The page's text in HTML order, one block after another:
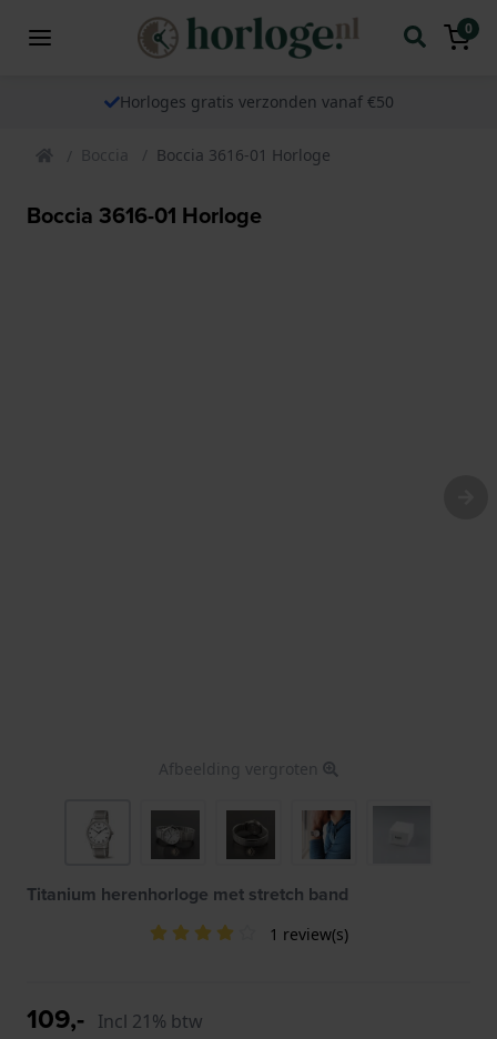
0
Horloges gratis verzonden vanaf €50
Boccia Boccia 3616-01 Horloge
Boccia 3616-01 Horloge
Afbeelding vergroten
Titanium herenhorloge met stretch band
1 review(s)
109,- Incl 21% btw